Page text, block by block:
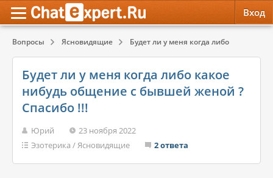
Вход
Вопросы Ясновидящие Будет ли у меня когда либо какое
Будет ли у меня когда либо какое
нибудь общение с бывшей женой ?
Спасибо !!!
Юрий
23 ноября 2022
Эзотерика /Ясновидящие 2 ответа
Психология
Эзотерика
Красота, Здоровье
Психология
Эзотерика
Красота, Здоровье
Обратная связь
Служба поддержки
Правила сервиса